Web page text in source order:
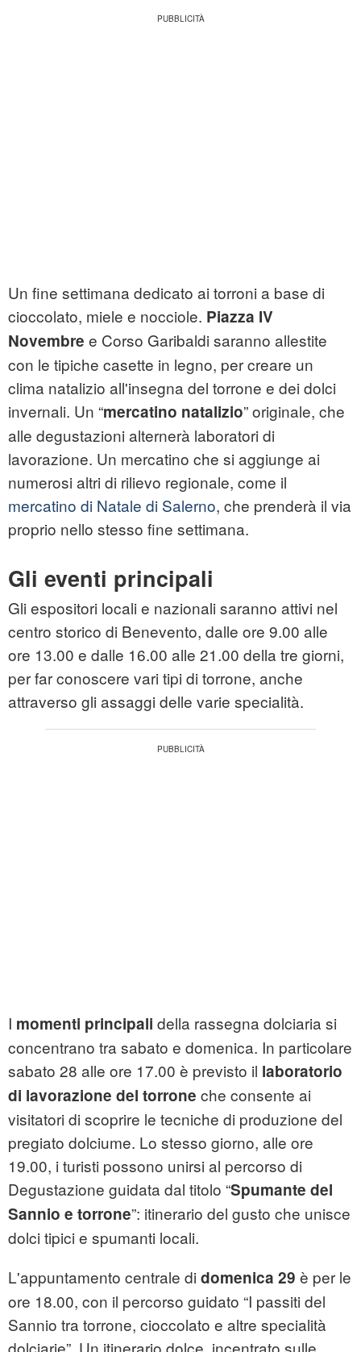
Un fine settimana dedicato ai torroni a base di
cioccolato, miele e nocciole. Piazza IV
Novembre e Corso Garibaldi saranno allestite
con le tipiche casette in legno, per creare un
clima natalizio all'insegna del torrone e dei dolci
invernali. Un “mercatino natalizio” originale, che
alle degustazioni alternerà laboratori di
lavorazione. Un mercatino che si aggiunge ai
numerosi altri di rilievo regionale, come il
mercatino di Natale di Salerno, che prenderà il via
proprio nello stesso fine settimana.
Gli eventi principali
Gli espositori locali e nazionali saranno attivi nel
centro storico di Benevento, dalle ore 9.00 alle
ore 13.00 e dalle 16.00 alle 21.00 della tre giorni,
per far conoscere vari tipi di torrone, anche
attraverso gli assaggi delle varie specialità.
I momenti principali della rassegna dolciaria si
concentrano tra sabato e domenica. In particolare
sabato 28 alle ore 17.00 è previsto il laboratorio
di lavorazione del torrone che consente ai
visitatori di scoprire le tecniche di produzione del
pregiato dolciume. Lo stesso giorno, alle ore
19.00, i turisti possono unirsi al percorso di
Degustazione guidata dal titolo “Spumante del
Sannio e torrone”: itinerario del gusto che unisce
dolci tipici e spumanti locali.
L'appuntamento centrale di domenica 29 è per le
ore 18.00, con il percorso guidato “I passiti del
Sannio tra torrone, cioccolato e altre specialità